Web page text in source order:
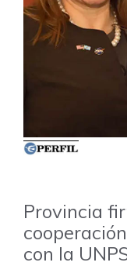
Provincia
con la